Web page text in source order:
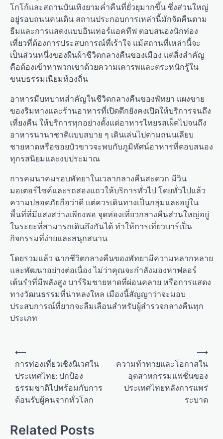
โกโก้และสถานบันเทิงยามค่ำคืนที่ยั่วยุมากขึ้น ซึ่งส่วนใหญ่
อยู่รอบถนนคนเดิน สถานประกอบการเหล่านี้มักจัดคืนตาม
ธีมและการแสดงแบบอินเทอร์แอคทีฟ ตอบสนองนักท่อง
เที่ยวที่ต้องการประสบการณ์ที่เร้าใจ แม้สถานที่เหล่านี้จะ
เป็นส่วนหนึ่งของผืนผ้าชีวิตกลางคืนของเมือง แต่สิ่งสำคัญ
คือต้องเข้าหาพวกเขาด้วยความเคารพและตระหนักรู้ใน
ขนบธรรมเนียมท้องถิ่น
อาหารมีบทบาทสำคัญในชีวิตกลางคืนของพัทยา แผงขาย
ของริมทางและร้านอาหารที่เปิดดึกยังคงเปิดให้บริการจนถึง
เที่ยงคืน ให้บริการทุกอย่างตั้งแต่อาหารไทยรสเผ็ดไปจนถึง
อาหารนานาชาติแบบสบาย ๆ เดินเล่นไปตามถนนเลียบ
ชายหาดหรือซอยบัวขาวจะพบกับภูมิทัศน์อาหารที่ตอบสนอง
ทุกรสนิยมและงบประมาณ
การคมนาคมรอบพัทยาในเวลากลางคืนสะดวก มีวิน
มอเตอร์ไซค์และรถสองแถวให้บริการทั่วไป โดยทั่วไปแล้ว
ความปลอดภัยถือว่าดี แต่ควรเดินทางเป็นกลุ่มและอยู่ใน
พื้นที่ที่มีแสงสว่างเพียงพอ จุดท่องเที่ยวกลางคืนส่วนใหญ่อยู่
ในระยะที่สามารถเดินถึงกันได้ ทำให้การเที่ยวบาร์เป็น
กิจกรรมที่ง่ายและสนุกสนาน
โดยรวมแล้ว ฉากชีวิตกลางคืนของพัทยามีความหลากหลาย
และพัฒนาอย่างต่อเนื่อง ไม่ว่าคุณจะกำลังมองหาฟลอร์
เต้นรำที่มีพลังสูง บาร์ริมชายหาดที่ผ่อนคลาย หรือการแสดง
ทางวัฒนธรรมที่น่าหลงใหล เมืองนี้สัญญาว่าจะมอบ
ประสบการณ์ที่ยากจะลืมเลือนสำหรับผู้สำรวจกลางคืนทุก
ประเภท
a
⟵
การท่องเที่ยวเชิงนิเวศใน
ประเทศไทย: ปกป้อง
ธรรมชาติไปพร้อมกับการ
ต้อนรับผู้คนจากทั่วโลก
ความท้าทายและโอกาสใน
อุตสาหกรรมแฟชั่นของ
ประเทศไทยหลังการแพร่
ระบาด
⟶
Related Posts